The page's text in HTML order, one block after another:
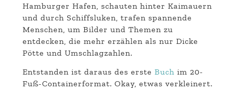
Hamburger Hafen, schauten hinter Kaimauern
und durch Schiffsluken, trafen spannende
Menschen, um Bilder und Themen zu
entdecken, die mehr erzählen als nur Dicke
Pötte und Umschlagzahlen.
Entstanden ist daraus des erste Buch im 20-
Fuß-Containerformat. Okay, etwas verkleinert.